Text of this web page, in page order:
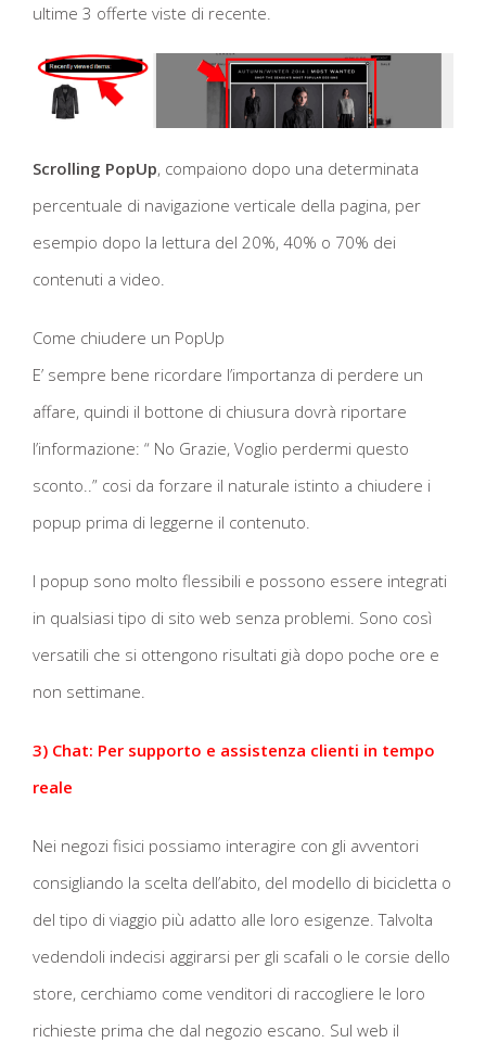
ultime 3 offerte viste di recente.
Scrolling PopUp, compaiono dopo una determinata
percentuale di navigazione verticale della pagina, per
esempio dopo la lettura del 20%, 40% o 70% dei
contenuti a video.
Come chiudere un PopUp
E’ sempre bene ricordare l’importanza di perdere un
affare, quindi il bottone di chiusura dovrà riportare
l’informazione: “ No Grazie, Voglio perdermi questo
sconto..” cosi da forzare il naturale istinto a chiudere i
popup prima di leggerne il contenuto.
I popup sono molto flessibili e possono essere integrati
in qualsiasi tipo di sito web senza problemi. Sono così
versatili che si ottengono risultati già dopo poche ore e
non settimane.
3) Chat: Per supporto e assistenza clienti in tempo
reale
Nei negozi fisici possiamo interagire con gli avventori
consigliando la scelta dell’abito, del modello di bicicletta o
del tipo di viaggio più adatto alle loro esigenze. Talvolta
vedendoli indecisi aggirarsi per gli scafali o le corsie dello
store, cerchiamo come venditori di raccogliere le loro
richieste prima che dal negozio escano. Sul web il